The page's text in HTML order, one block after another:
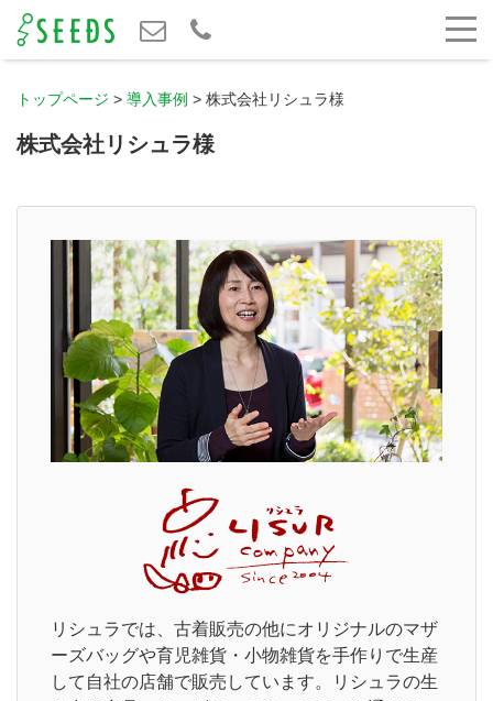
トップページ > 導入事例 > 株式会社リシュラ様
株式会社リシュラ様
リシュラでは、古着販売の他にオリジナルのマザ
ーズバッグや育児雑貨・小物雑貨を手作りで生産
して自社の店舗で販売しています。リシュラの生